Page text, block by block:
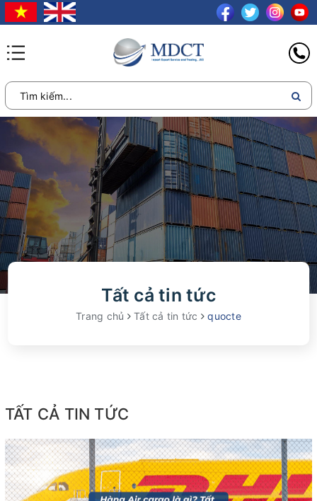
Tất cả tin tức
Trang chủ Tất cả tin tức quocte
TẤT CẢ TIN TỨC